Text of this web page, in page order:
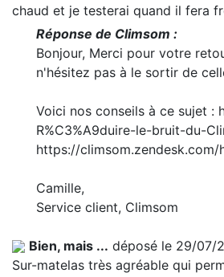
chaud et je testerai quand il fera
Réponse de Climsom :
Bonjour, Merci pour votre
n'hésitez pas à le sortir de
Voici nos conseils à ce sujet :
R%C3%A9duire-le-bruit-du-
https://
Camille,
Service client, Climsom
Bien, mais ... déposé le 29/07/
Sur-matelas très agréable qui